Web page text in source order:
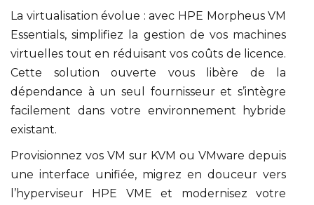
La virtualisation évolue : avec HPE Morpheus VM
Essentials, simplifiez la gestion de vos machines
virtuelles tout en réduisant vos coûts de licence.
Cette solution ouverte vous libère de la
dépendance à un seul fournisseur et s’intègre
facilement dans votre environnement hybride
existant.
Provisionnez vos VM sur KVM ou VMware depuis
une interface unifiée, migrez en douceur vers
l’hyperviseur HPE VME et modernisez votre